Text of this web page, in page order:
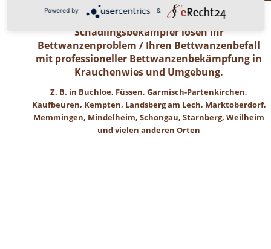
Allgäuer Kammerjäger – Zertifizierte
Schädlingsbekämpfer lösen Ihr
Bettwanzenproblem / Ihren Bettwanzenbefall
mit professioneller Bettwanzenbekämpfung in
Krauchenwies und Umgebung.
Z. B. in Buchloe, Füssen, Garmisch-Partenkirchen,
Kaufbeuren, Kempten, Landsberg am Lech, Marktoberdorf,
Memmingen, Mindelheim, Schongau, Starnberg, Weilheim
und vielen anderen Orten
Powered by &